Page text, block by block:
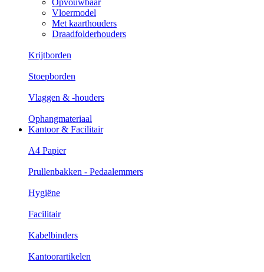
Opvouwbaar
Vloermodel
Met kaarthouders
Draadfolderhouders
Krijtborden
Stoepborden
Vlaggen & -houders
Ophangmateriaal
Kantoor & Facilitair
A4 Papier
Prullenbakken - Pedaalemmers
Hygiëne
Facilitair
Kabelbinders
Kantoorartikelen